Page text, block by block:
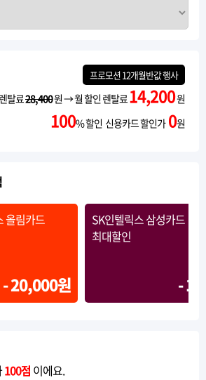
프로모션12개월반값행사
탈료28,400원 → 월 할인 렌탈료14,200원
100% 할인 신용카드 할인가 0원
올림카드
- 20,000원
SK인텔릭스 삼성카드
최대할인
-
100점 이에요.